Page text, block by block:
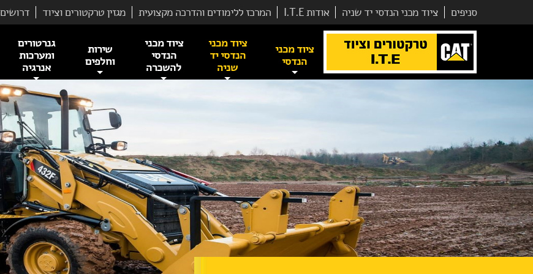
סניפים ציוד מכני הנדסי יד שניה אודות I.T.E המרכז ללימודים והדרכה מקצועית מגזין טרקטורים וציוד דרושים
ציוד מכני
הנדסי
ציוד מכני
הנדסי יד
שניה
ציוד מכני
הנדסי
להשכרה
שירות
וחלפים
גנרטורים
ומערכות
אנרגיה